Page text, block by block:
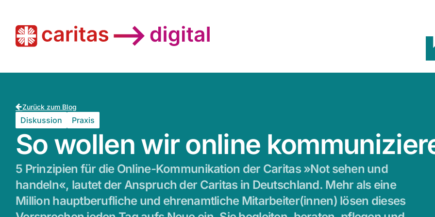
Zurück zum Blog
Diskussion Praxis
So wollen wir online
5 Prinzipien für die Online-Kommunikation der Caritas »Not sehen und
handeln«, lautet der Anspruch der Caritas in Deutschland. Mehr als eine
Million hauptberufliche und ehrenamtliche Mitarbeiter(innen) lösen dieses